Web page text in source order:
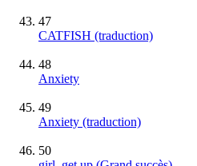
47
CATFISH (traduction)
48
Anxiety
49
Anxiety (traduction)
50